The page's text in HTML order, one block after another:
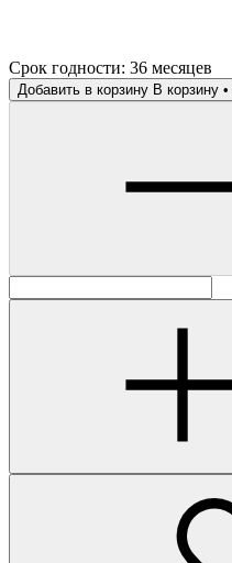
Срок годности: 36 месяцев
Добавить в корзину В корзину •